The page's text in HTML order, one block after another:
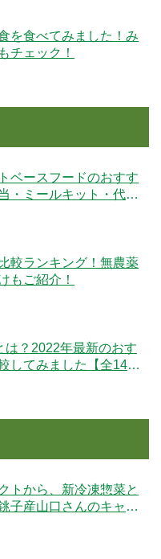
を食べてみました！み
チェック！
ベースフードのおすす
・ミールキット・代替
較ランキング！無農薬
もご紹介！
は？2022年最新のおす
してみました【全14
トから、新冷凍惣菜と
子産山口さんのキャベ